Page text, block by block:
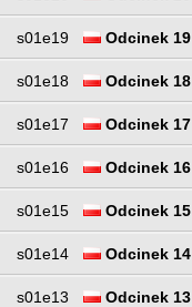
s01e19 Odcinek 19
s01e18 Odcinek 18
s01e17 Odcinek 17
s01e16 Odcinek 16
s01e15 Odcinek 15
s01e14 Odcinek 14
s01e13 Odcinek 13